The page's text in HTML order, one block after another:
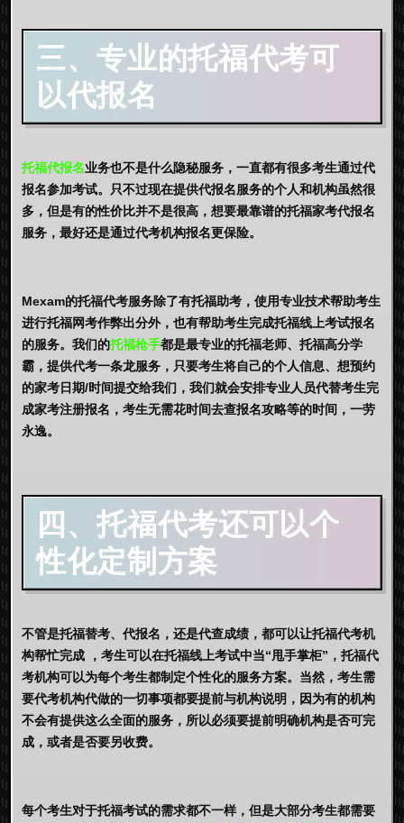
三、专业的托福代考可
以代报名
托福代报名业务也不是什么隐秘服务，一直都有很多考生通过代
报名参加考试。只不过现在提供代报名服务的个人和机构虽然很
多，但是有的性价比并不是很高，想要最靠谱的托福家考代报名
服务，最好还是通过代考机构报名更保险。
Mexam的托福代考服务除了有托福助考，使用专业技术帮助考生
进行托福网考作弊出分外，也有帮助考生完成托福线上考试报名
的服务。我们的托福枪手都是最专业的托福老师、托福高分学
霸，提供代考一条龙服务，只要考生将自己的个人信息、想预约
的家考日期/时间提交给我们，我们就会安排专业人员代替考生完
成家考注册报名，考生无需花时间去查报名攻略等的时间，一劳
永逸。
四、托福代考还可以个
性化定制方案
不管是托福替考、代报名，还是代查成绩，都可以让托福代考机
构帮忙完成 ，考生可以在托福线上考试中当“甩手掌柜”，托福代
考机构可以为每个考生都制定个性化的服务方案。当然，考生需
要代考机构代做的一切事项都要提前与机构说明，因为有的机构
不会有提供这么全面的服务，所以必须要提前明确机构是否可完
成，或者是否要另收费。
每个考生对于托福考试的需求都不一样，但是大部分考生都需要